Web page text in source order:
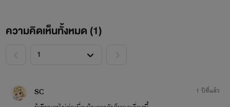
ความคิดเห็นทั้งหมด (1)
SC 1 ปีที่แล้ว